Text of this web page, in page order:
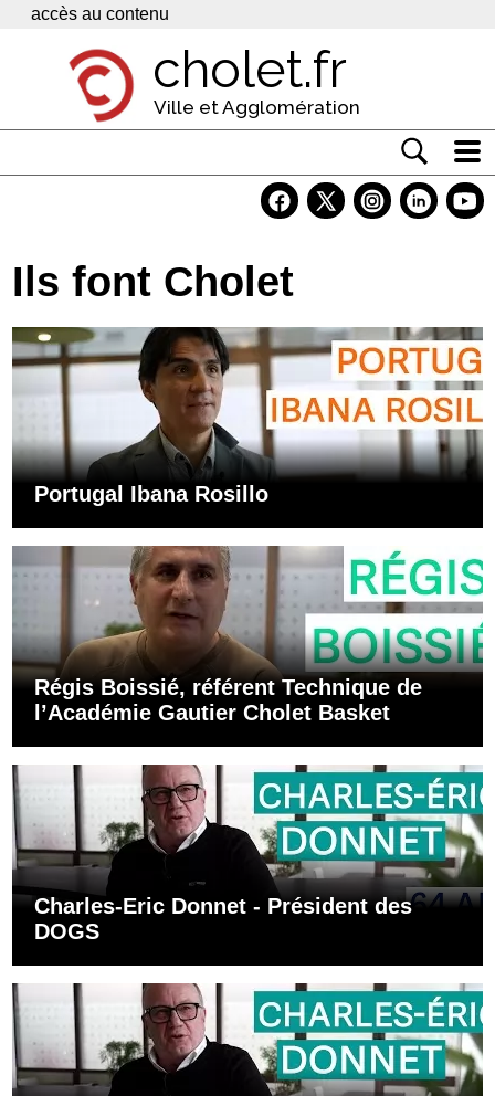
Panneau de gestion des cookies
accès au contenu
cholet.fr
Ville et Agglomération
Economie
Services
Contacts
Ils font Cholet
Portugal Ibana Rosillo
Régis Boissié, référent Technique de
l’Académie Gautier Cholet Basket
Charles-Eric Donnet - Président des
DOGS